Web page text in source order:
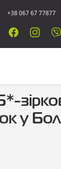
+38 067 67 77877
у